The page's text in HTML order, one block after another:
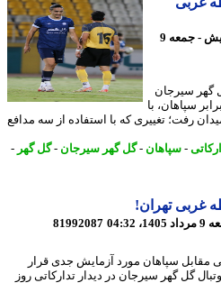
6 روز پیش - جمعه 9
سیرجان
با
تغییری که با استفاده از سه مدافع
-سپاهان-گل گهر سیرجان -گل گهر-
تهران!
81992087
سپاهان مورد آزمایش جدی قرار
گهر سیرجان در دیدار تدارکاتی روز